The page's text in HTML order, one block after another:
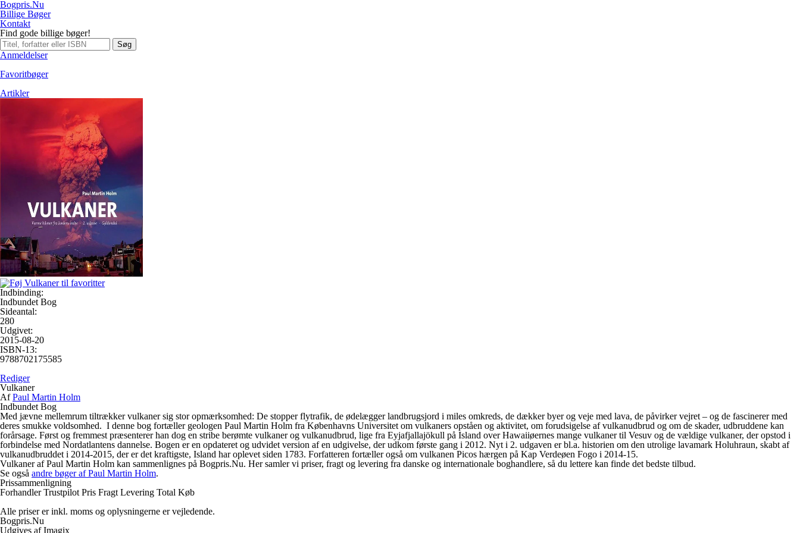
Bogpris.Nu
Billige Bøger
Kontakt
Find gode billige bøger!
Søg
Anmeldelser
Favoritbøger
Artikler
Indbinding:
Indbundet Bog
Sideantal:
280
Udgivet:
2015-08-20
ISBN-13:
9788702175585
Rediger
Vulkaner
AfPaul Martin Holm
Indbundet Bog
Med jævne mellemrum tiltrækker vulkaner sig stor opmærksomhed: De stopper flytrafik, de ødelægger landbrugsjord i miles omkreds, de dækker byer og veje med lava, de påvirker vejret – og de fascinerer med
deres smukke voldsomhed. I denne bog fortæller geologen Paul Martin Holm fra Københavns Universitet om vulkaners opståen og aktivitet, om forudsigelse af vulkanudbrud og om de skader, udbruddene kan
forårsage. Først og fremmest præsenterer han dog en stribe berømte vulkaner og vulkanudbrud, lige fra Eyjafjallajökull på Island over Hawaiiøernes mange vulkaner til Vesuv og de vældige vulkaner, der opstod i
forbindelse med Nordatlantens dannelse. Bogen er en opdateret og udvidet version af en udgivelse, der udkom første gang i 2012. Nyt i 2. udgaven er bl.a. historien om den utrolige lavamark Holuhraun, skabt af
vulkanudbruddet i 2014-2015, der er det kraftigste, Island har oplevet siden 1783. Forfatteren fortæller også om vulkanen Picos hærgen på Kap Verdeøen Fogo i 2014-15.
Vulkaner af Paul Martin Holm kan sammenlignes på Bogpris.Nu. Her samler vi priser, fragt og levering fra danske og internationale boghandlere, så du lettere kan finde det bedste tilbud.
Se også andre bøger af Paul Martin Holm.
Prissammenligning
Forhandler Trustpilot Pris Fragt Levering Total Køb
Alle priser er inkl. moms og oplysningerne er vejledende.
Bogpris.Nu
Udgives af Imagix